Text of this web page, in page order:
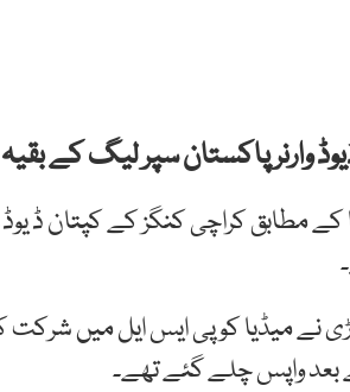
وارنر پاکستان سپر لیگ کے
کے مطابق کراچی کنگز کے کپتان ڈ
نے میڈیا کو پی ایس ایل میں
واپس چلے گئے تھے۔